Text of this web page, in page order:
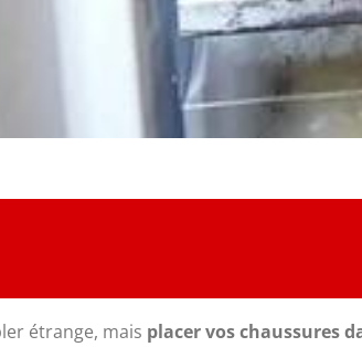
étrange, mais placer vos chaussures